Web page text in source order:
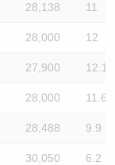
28,138 11
28,000 12
27,900 12.1
28,000 11.6
28,488 9.9
30,050 6.2